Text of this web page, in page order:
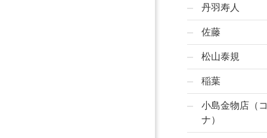
丹羽寿人
佐藤
松山泰規
稲葉
小島金物店（
ナ）